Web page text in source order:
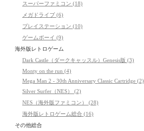
スーパーファミコン (18)
メガドライブ (6)
プレイステーション (10)
ゲームボーイ (9)
海外版レトロゲーム
Dark Castle（ダークキャッスル）Genesis版 (3)
Monty on the run (4)
Mega Man 2 - 30th Anniversary Classic Cartridge (2)
Silver Surfer（NES） (2)
NES（海外版ファミコン） (28)
海外版レトロゲーム総合 (16)
その他総合